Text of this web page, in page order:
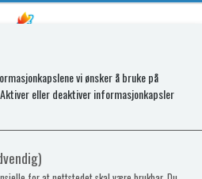
FAWO 1 Pure
vi ønsker å bruke på
eller deaktiver informasjonkapsler